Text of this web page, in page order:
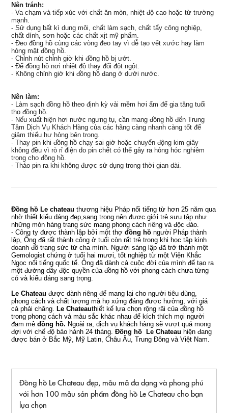
Nên tránh:
- Va chạm và tiếp xúc với chất ăn mòn, nhiệt độ cao hoặc từ trường
mạnh.
- Sử dụng bất kì dung môi, chất làm sạch, chất tẩy công nghiệp,
chất dính, sơn hoặc các chất xịt mỹ phẩm.
- Đeo đồng hồ cùng các vòng đeo tay vì dễ tạo vết xước hay làm
hỏng mặt đồng hồ.
- Chỉnh nút chỉnh giờ khi đồng hồ bị ướt.
- Để đồng hồ nơi nhiệt độ thay đổi đột ngột.
- Không chỉnh giờ khi đồng hồ đang ở dưới nước.
Nên làm:
- Làm sạch đồng hồ theo định kỳ vải mềm hơi ẩm để gia tăng tuổi
thọ đồng hồ.
- Nếu xuất hiện hơi nước ngưng tụ, cần mang đồng hồ đến Trung
Tâm Dịch Vụ Khách Hàng của các hãng càng nhanh càng tốt để
giảm thiểu hư hỏng bên trong.
- Thay pin khi đồng hồ chạy sai giờ hoặc chuyển động kim giây
không đều vì rò rỉ điện do pin chết có thể gây ra hỏng hóc nghiêm
trọng cho đồng hồ.
- Tháo pin ra khi không được sử dụng trong thời gian dài.
Đồng hồ Le chateau thương hiệu Pháp nổi tiếng từ hơn 25 năm qua
nhờ thiết kiểu dáng đẹp,sang trọng nên được giới trẻ sưu tập như
những món hàng trang sức mang phong cách riêng và độc đáo.
- Công ty được thành lập bởi một thợđồng hồ người Pháp thành
lập, Ông đã rất thành công ở tuổi còn rất trẻ trong khi học tập kinh
doanh đồ trang sức từ cha mình.
Người sáng lập đã trở thành một
Gemologist chứng ở tuổi hai mươi, tốt nghiệp từ một Viện Khắc
Ngọc nổi tiếng quốc tế.Ông đã dành cả cuộc đời của mình để tạo ra
một đường dây độc quyền của đồng hồ với phong cách chưa từng
có và kiểu dáng sang trọng.
Le Chateau được dành riêng để mang lại cho người tiêu dùng,
phong cách và chất lượng mà họ xứng đáng được hưởng, với giá
cả phải chăng.
Le Chateauthiết kế lựa chọn rộng rãi của đồng hồ
trong phong cách và màu sắc khác nhau để kích thích mọi người
đam mêđồng hồ. Ngoài ra, dịch vụ khách hàng sẽ vượt quá mong
đợi với chế độ bảo hành 24 tháng.Đồng hồ Le Chateau hiện đang
được bán ở Bắc Mỹ, Mỹ Latin, Châu Âu, Trung Đông và Việt Nam.
Đồng hồ Le Chateau đẹp, mẫu mã đa dạng và phong phú
với hơn 100 mẫu sản phẩm đồng hồ Le Chateau cho bạn
lựa chọn